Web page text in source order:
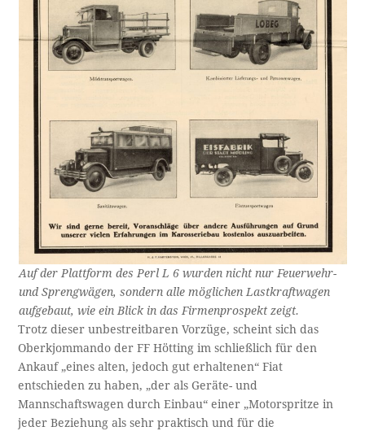
Auf der Plattform des Perl L 6 wurden nicht nur Feuerwehr-
und Sprengwägen, sondern alle möglichen Lastkraftwagen
aufgebaut, wie ein Blick in das Firmenprospekt zeigt.
Trotz dieser unbestreitbaren Vorzüge, scheint sich das
Oberkjommando der FF Hötting im schließlich für den
Ankauf „eines alten, jedoch gut erhaltenen“ Fiat
entschieden zu haben, „der als Geräte- und
Mannschaftswagen durch Einbau“ einer „Motorspritze in
jeder Beziehung als sehr praktisch und für die